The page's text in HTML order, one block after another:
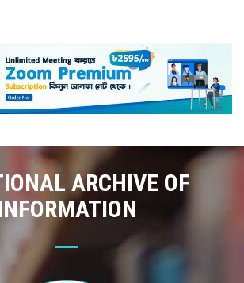
ARCHIVE OF